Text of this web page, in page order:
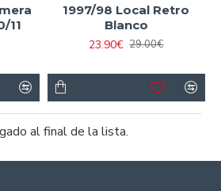
11
1997/98 Local Retro
Blanco
23.90€ 29.00€
al final de la lista.